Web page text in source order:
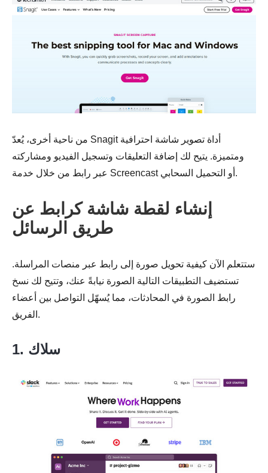
الخطوة 1.
الخطوة 2.
من ناحية أخرى، يُعدّ Snagit أداة تصوير شاشة احترافية
ومتميزة. يتيح لك إضافة التعليقات وتسجيل الفيديو ومشاركته
عبر رابط من خلال خدمة Screencast أو التحميل السحابي.
إنشاء لقطة شاشة كرابط عن
طريق الرسائل
ستتعلم الآن كيفية تحويل صورة إلى رابط عبر منصات المراسلة.
تستضيف التطبيقات التالية الصورة نيابةً عنك، وتتيح لك نسخ
رابط الصورة في المحادثات، مما يُسهّل التواصل بين أعضاء
الفريق.
1. سلاك